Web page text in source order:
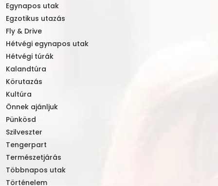
Egynapos utak
Egzotikus utazás
Fly & Drive
Hétvégi egynapos utak
Hétvégi túrák
Kalandtúra
Körutazás
Kultúra
Önnek ajánljuk
Pünkösd
Szilveszter
Tengerpart
Természetjárás
Többnapos utak
Történelem